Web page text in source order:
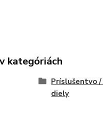
kategóriách
Príslušentvo
diely